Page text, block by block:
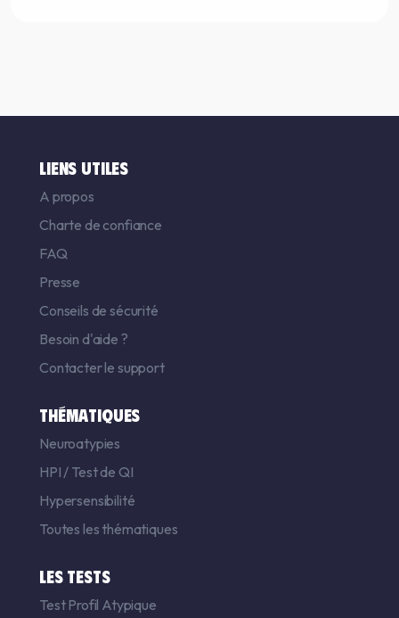
LIENS UTILES
A propos
Charte de confiance
FAQ
Presse
Conseils de sécurité
Besoin d'aide ?
Contacter le support
THÉMATIQUES
Neuroatypies
HPI / Test de QI
Hypersensibilité
Toutes les thématiques
LES TESTS
Test Profil Atypique